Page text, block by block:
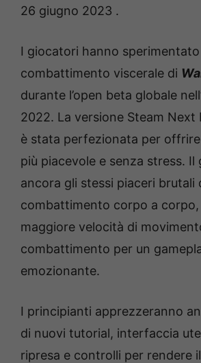
26 giugno 2023 .
I giocatori hanno sperimentato
combattimento viscerale di
durante l’open beta globale
2022. La versione Steam Next
è stata perfezionata per offrire
più piacevole e senza stress.
ancora gli stessi piaceri brutali
combattimento corpo a corpo,
maggiore velocità di
combattimento per un
emozionante.
I principianti apprezzeranno
di nuovi tutorial, interfaccia
ripresa e controlli per rendere